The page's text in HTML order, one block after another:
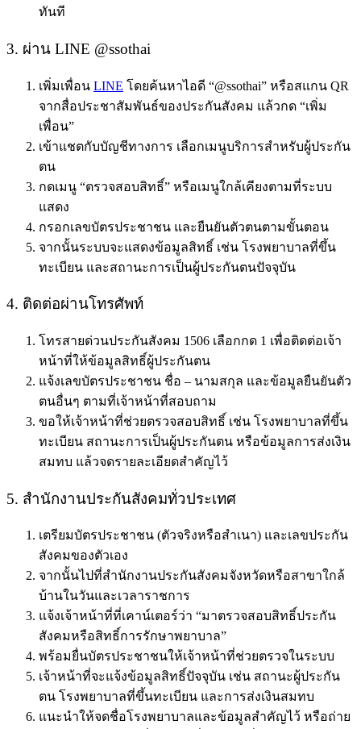
ทันที
3. ผ่าน LINE @ssothai
เพิ่มเพื่อน LINE โดยค้นหาไอดี “@ssothai” หรือสแกน QR
จากสื่อประชาสัมพันธ์ของประกันสังคม แล้วกด “เพิ่ม
เพื่อน”
เข้าแชตกับบัญชีทางการ เลือกเมนูบริการสำหรับผู้ประกัน
ตน
กดเมนู “ตรวจสอบสิทธิ์” หรือเมนูใกล้เคียงตามที่ระบบ
แสดง
กรอกเลขบัตรประชาชน และยืนยันตัวตนตามขั้นตอน
จากนั้นระบบจะแสดงข้อมูลสิทธิ์ เช่น โรงพยาบาลที่ขึ้น
ทะเบียน และสถานะการเป็นผู้ประกันตนปัจจุบัน
4. ติดต่อผ่านโทรศัพท์
โทรสายด่วนประกันสังคม 1506 เลือกกด 1 เพื่อติดต่อเจ้า
หน้าที่ให้ข้อมูลสิทธิ์ผู้ประกันตน
แจ้งเลขบัตรประชาชน ชื่อ – นามสกุล และข้อมูลยืนยันตัว
ตนอื่นๆ ตามที่เจ้าหน้าที่สอบถาม
ขอให้เจ้าหน้าที่ช่วยตรวจสอบสิทธิ์ เช่น โรงพยาบาลที่ขึ้น
ทะเบียน สถานะการเป็นผู้ประกันตน หรือข้อมูลการส่งเงิน
สมทบ แล้วจดรายละเอียดสำคัญไว้
5. สำนักงานประกันสังคมทั่วประเทศ
เตรียมบัตรประชาชน (ตัวจริงหรือสำเนา) และเลขประกัน
สังคมของตัวเอง
จากนั้นไปที่สำนักงานประกันสังคมจังหวัดหรือสาขาใกล้
บ้านในวันและเวลาราชการ
แจ้งเจ้าหน้าที่ที่เคาน์เตอร์ว่า “มาตรวจสอบสิทธิ์ประกัน
สังคมหรือสิทธิ์การรักษาพยาบาล”
พร้อมยื่นบัตรประชาชนให้เจ้าหน้าที่ช่วยตรวจในระบบ
เจ้าหน้าที่จะแจ้งข้อมูลสิทธิ์ปัจจุบัน เช่น สถานะผู้ประกัน
ตน โรงพยาบาลที่ขึ้นทะเบียน และการส่งเงินสมทบ
แนะนำให้จดชื่อโรงพยาบาลและข้อมูลสำคัญไว้ หรือถ่าย